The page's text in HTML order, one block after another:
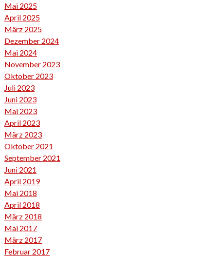
Mai 2025
April 2025
März 2025
Dezember 2024
Mai 2024
November 2023
Oktober 2023
Juli 2023
Juni 2023
Mai 2023
April 2023
März 2023
Oktober 2021
September 2021
Juni 2021
April 2019
Mai 2018
April 2018
März 2018
Mai 2017
März 2017
Februar 2017